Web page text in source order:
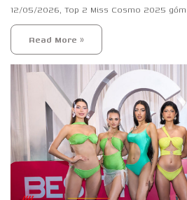
12/05/2026, Top 2 Miss Cosmo 2025
Read More »